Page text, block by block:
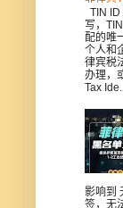
TIN
写，
配的唯
个人和
律宾税
办理，
Tax
影响到
签，无